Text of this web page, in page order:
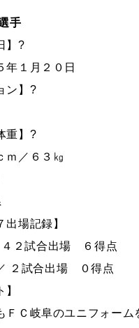
手
】?
１月２０日
ン】?
重】?
／６３㎏
出場記録】
２試合出場 ６得点
２試合出場 ０得点
】
ＦＣ岐阜のユニフォー